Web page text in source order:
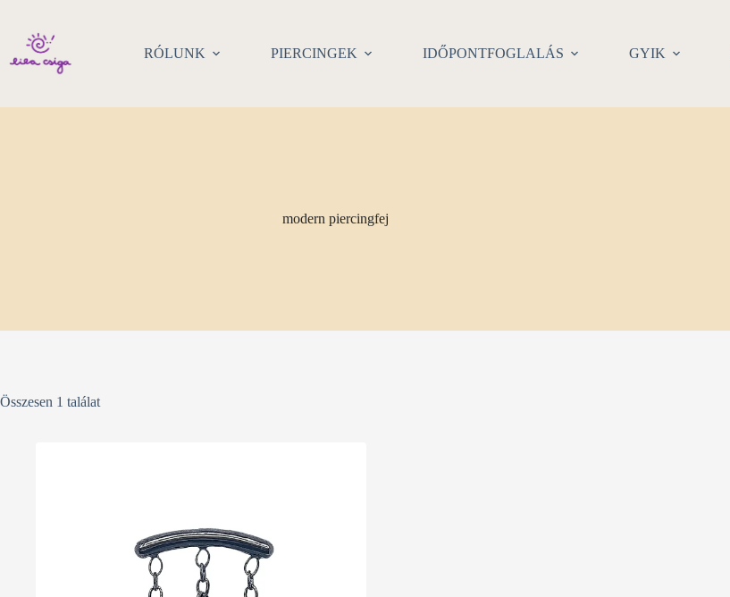
content
RÓLUNK
PIERCINGEK IDŐPONTFOGLALÁS GYIK
modern piercingfej
Összesen 1 találat